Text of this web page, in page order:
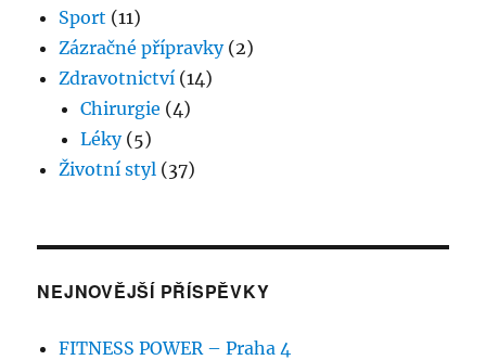
Sport (11)
Zázračné přípravky(2)
Zdravotnictví (14)
Chirurgie (4)
Léky(5)
Životní styl (37)
NEJNOVĚJŠÍ PŘÍSPĚVKY
FITNESS POWER – Praha 4